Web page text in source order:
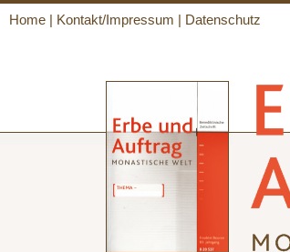
Home| Kontakt/Impressum Datenschutz